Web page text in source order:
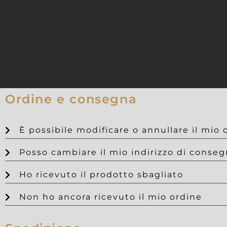
Ordine e consegna
È possibile modificare o annullare il mio
Posso cambiare il mio indirizzo di
Ho ricevuto il prodotto sbagliato
Non ho ancora ricevuto il mio ordine